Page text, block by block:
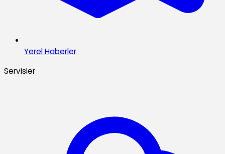
Yerel Haberler
Servisler